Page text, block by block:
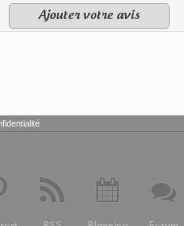
Ajouter votre avis